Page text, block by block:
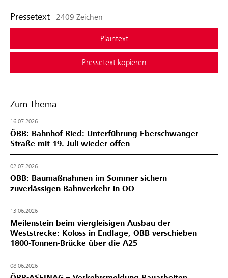
Pressetext 2409 Zeichen
Plaintext
Pressetext kopieren
Zum Thema
16.07.2026
ÖBB: Bahnhof Ried: Unterführung Eberschwanger
Straße mit 19. Juli wieder offen
02.07.2026
ÖBB: Baumaßnahmen im Sommer sichern
zuverlässigen Bahnverkehr in OÖ
13.06.2026
Meilenstein beim viergleisigen Ausbau der
Weststrecke: Koloss in Endlage, ÖBB verschieben
1800-Tonnen-Brücke über die A25
08.06.2026